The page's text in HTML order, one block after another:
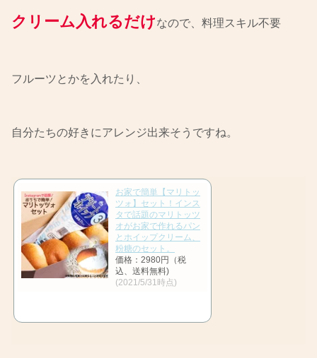
クリーム入れるだけなので、料理スキル不要
フルーツとかを入れたり、
自分たちの好きにアレンジ出来そうですね。
お家で簡単【マリトッ
ツォ】セット！インス
タで話題のマリトッツ
オがお家で作れるパン
とホイップクリーム、
粉糖のセット。
価格：2980円（税
込、送料無料)
(2021/5/31時点)